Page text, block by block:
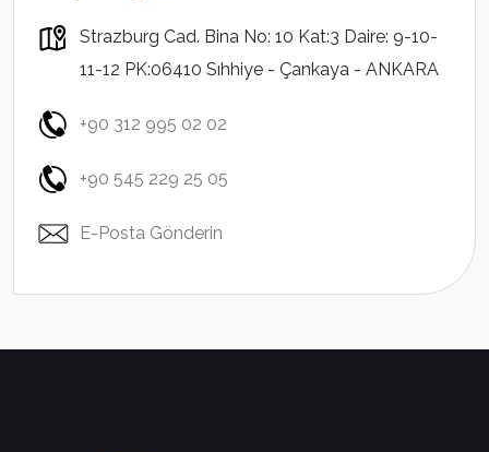
Strazburg Cad. Bina No: 10 Kat:3 Daire: 9-10-
11-12 PK:06410 Sıhhiye - Çankaya - ANKARA
+90 312 995 02 02
+90 545 229 25 05
E-Posta Gönderin